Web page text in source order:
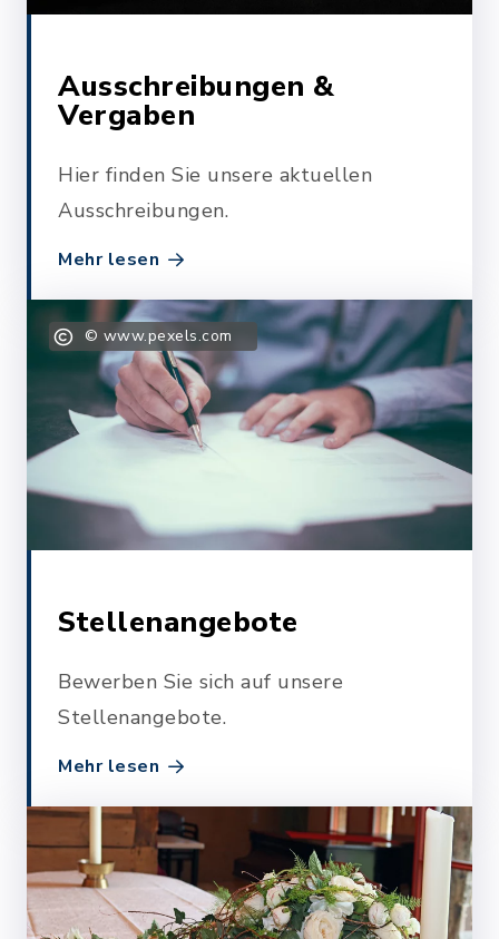
Ausschreibungen &
Vergaben
Hier finden Sie unsere aktuellen
Ausschreibungen.
Mehr lesen
© www.pexels.com
Stellenangebote
Bewerben Sie sich auf unsere
Stellenangebote.
Mehr lesen